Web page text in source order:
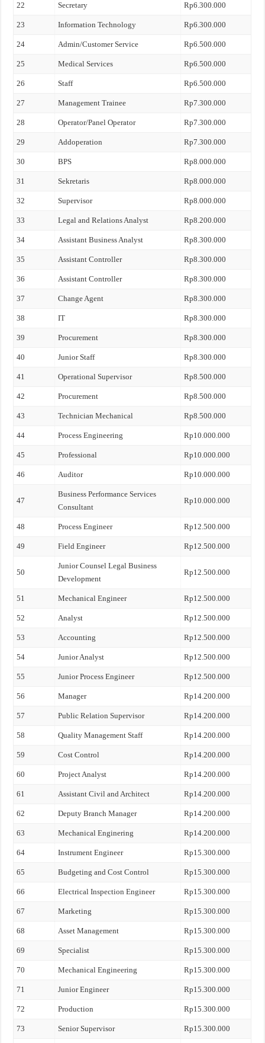
22 Secretary Rp6.300.000
23 Information Technology Rp6.300.000
24 Admin/Customer Service Rp6.500.000
25 Medical Services Rp6.500.000
26 Staff Rp6.500.000
27 Management Trainee Rp7.300.000
28 Operator/Panel Operator Rp7.300.000
29 Addoperation Rp7.300.000
30 BPS Rp8.000.000
31 Sekretaris Rp8.000.000
32 Supervisor Rp8.000.000
33 Legal and Relations Analyst Rp8.200.000
34 Assistant Business Analyst Rp8.300.000
35 Assistant Controller Rp8.300.000
36 Assistant Controller Rp8.300.000
37 Change Agent Rp8.300.000
38 IT Rp8.300.000
39 Procurement Rp8.300.000
40 Junior Staff Rp8.300.000
41 Operational Supervisor Rp8.500.000
42 Procurement Rp8.500.000
43 Technician Mechanical Rp8.500.000
44 Process Engineering Rp10.000.000
45 Professional Rp10.000.000
46 Auditor Rp10.000.000
47
Business Performance Services
Consultant
Rp10.000.000
48 Process Engineer Rp12.500.000
49 Field Engineer Rp12.500.000
50
Junior Counsel Legal Business
Development
Rp12.500.000
51 Mechanical Engineer Rp12.500.000
52 Analyst Rp12.500.000
53 Accounting Rp12.500.000
54 Junior Analyst Rp12.500.000
55 Junior Process Engineer Rp12.500.000
56 Manager Rp14.200.000
57 Public Relation Supervisor Rp14.200.000
58 Quality Management Staff Rp14.200.000
59 Cost Control Rp14.200.000
60 Project Analyst Rp14.200.000
61 Assistant Civil and Architect Rp14.200.000
62 Deputy Branch Manager Rp14.200.000
63 Mechanical Enginering Rp14.200.000
64 Instrument Engineer Rp15.300.000
65 Budgeting and Cost Control Rp15.300.000
66 Electrical Inspection Engineer Rp15.300.000
67 Marketing Rp15.300.000
68 Asset Management Rp15.300.000
69 Specialist Rp15.300.000
70 Mechanical Engineering Rp15.300.000
71 Junior Engineer Rp15.300.000
72 Production Rp15.300.000
73 Senior Supervisor Rp15.300.000